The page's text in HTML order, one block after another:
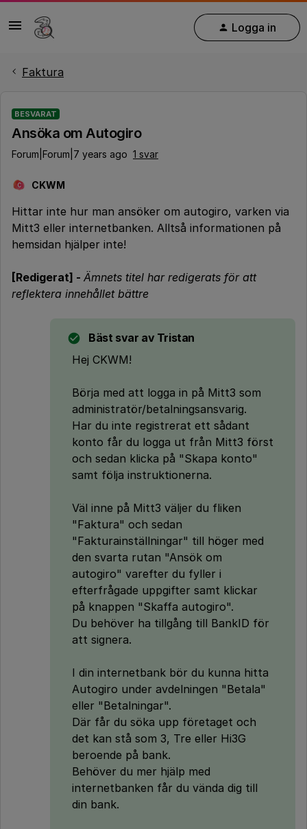
Logga in
Faktura
BESVARAT
Ansöka om Autogiro
Forum|Forum|7 years ago 1 svar
C CKWM
Hittar inte hur man ansöker om autogiro, varken via
Mitt3 eller internetbanken. Alltså informationen på
hemsidan hjälper inte!
[Redigerat] - Ämnets titel har redigerats för att
reflektera innehållet bättre
Bäst svar av Tristan
Hej CKWM!
Börja med att logga in på Mitt3 som
administratör/betalningsansvarig.
Har du inte registrerat ett sådant
konto får du logga ut från Mitt3 först
och sedan klicka på "Skapa konto"
samt följa instruktionerna.
Väl inne på Mitt3 väljer du fliken
"Faktura" och sedan
"Fakturainställningar" till höger med
den svarta rutan "Ansök om
autogiro" varefter du fyller i
efterfrågade uppgifter samt klickar
på knappen "Skaffa autogiro".
Du behöver ha tillgång till BankID för
att signera.
I din internetbank bör du kunna hitta
Autogiro under avdelningen "Betala"
eller "Betalningar".
Där får du söka upp företaget och
det kan stå som 3, Tre eller Hi3G
beroende på bank.
Behöver du mer hjälp med
internetbanken får du vända dig till
din bank.